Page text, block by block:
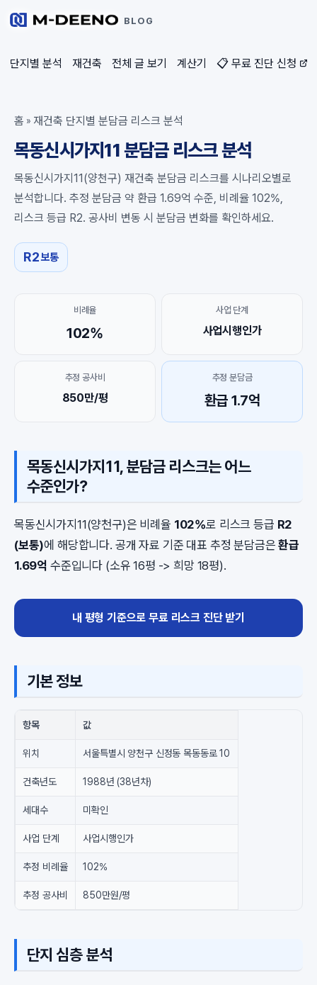
BLOG
단지별 분석 재건축 전체 글 보기 계산기 📋 무료 진단 신청
홈 » 재건축 단지별 분담금 리스크 분석
목동신시가지11 분담금 리스크 분석
목동신시가지11(양천구) 재건축 분담금 리스크를 시나리오별로
분석합니다. 추정 분담금 약 환급 1.69억 수준, 비례율 102%,
리스크 등급 R2. 공사비 변동 시 분담금 변화를 확인하세요.
R2보통
비례율
102%
사업 단계
사업시행인가
추정 공사비
850만/평
추정 분담금
환급 1.7억
목동신시가지11, 분담금 리스크는 어느
수준인가?
목동신시가지11(양천구)은 비례율 102%로 리스크 등급 R2
(보통)에 해당합니다. 공개 자료 기준 대표 추정 분담금은환급
1.69억 수준입니다 (소유 16평 -> 희망 18평).
내 평형 기준으로 무료 리스크 진단 받기
기본 정보
항목 값
위치 서울특별시 양천구 신정동 목동동로 10
건축년도 1988년 (38년차)
세대수 미확인
사업 단계 사업시행인가
추정 비례율 102%
추정 공사비 850만원/평
단지 심층 분석